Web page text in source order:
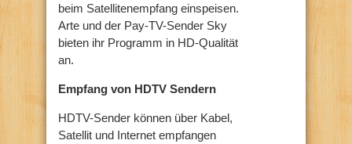
beim Satellitenempfang einspeisen.
Arte und der Pay-TV-Sender Sky
bieten ihr Programm in HD-Qualität
an.
Empfang von HDTV Sendern
HDTV-Sender können über Kabel,
Satellit und Internet empfangen